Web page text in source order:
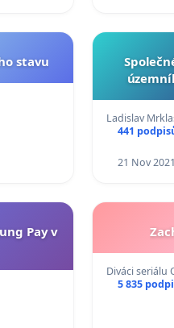
stavu
Ladislav
441
21 Nov 2021
Pay v
Diváci seriálu
5 835